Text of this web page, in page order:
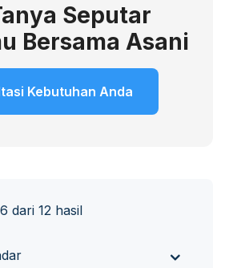
Seputar
Bersama Asani
Kebutuhan Anda
dari 12 hasil